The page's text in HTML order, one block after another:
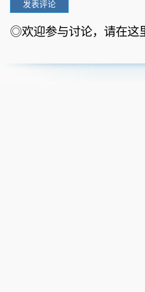
◎欢迎参与讨论，请在这